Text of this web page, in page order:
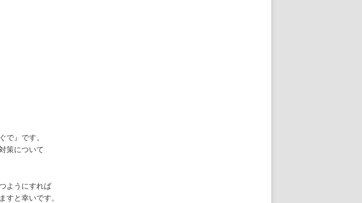
』です。
策について
ようにすれば
と幸いです。